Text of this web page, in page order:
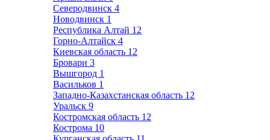
Северодвинск 4
Новодвинск 1
Республика Алтай 12
Горно-Алтайск 4
Киевская область 12
Бровари 3
Вышгород 1
Васильков 1
Западно-Казахстанская область 12
Уральск 9
Костромская область 12
Кострома 10